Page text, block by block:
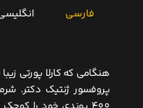
فارسی
هنگامی که کارلا پورتی
پروفسور ژنتیک دکتر.